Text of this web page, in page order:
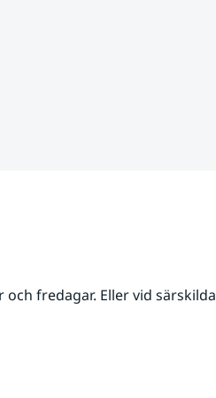
fredagar. Eller vid särskilda